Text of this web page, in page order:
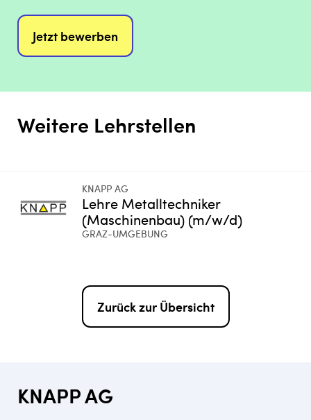
Jetzt bewerben
Weitere Lehrstellen
KNAPP AG
Lehre Metalltechniker
(Maschinenbau) (m/w/d)
GRAZ-UMGEBUNG
Zurück zur Übersicht
KNAPP AG